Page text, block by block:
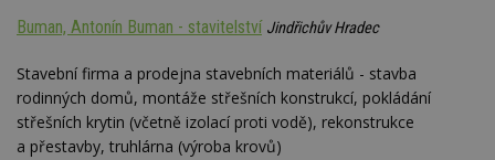
Buman, Antonín Buman - stavitelství Jindřichův Hradec
Stavební firma a prodejna stavebních materiálů - stavba
rodinných domů, montáže střešních konstrukcí, pokládání
střešních krytin (včetně izolací proti vodě), rekonstrukce
a přestavby, truhlárna (výroba krovů)